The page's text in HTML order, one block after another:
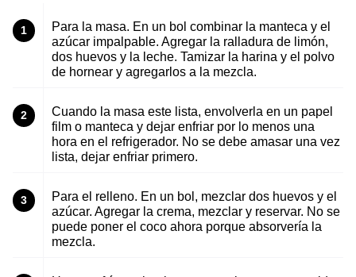
1
Para la masa. En un bol combinar la manteca y el
azúcar impalpable. Agregar la ralladura de limón,
dos huevos y la leche. Tamizar la harina y el polvo
de hornear y agregarlos a la mezcla.
2
Cuando la masa este lista, envolverla en un papel
film o manteca y dejar enfriar por lo menos una
hora en el refrigerador. No se debe amasar una vez
lista, dejar enfriar primero.
3
Para el relleno. En un bol, mezclar dos huevos y el
azúcar. Agregar la crema, mezclar y reservar. No se
puede poner el coco ahora porque absorvería la
mezcla.